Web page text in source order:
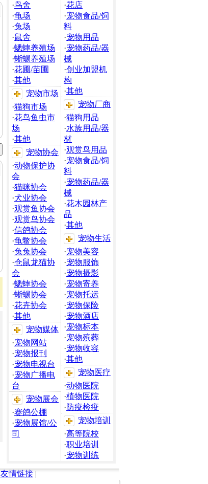
·鸟舍
·龟场
·兔场
·鼠舍
·蟋蟀养殖场
·蜥蜴养殖场
·花圃/苗圃
·其他
宠物市场
·猫狗市场
·花鸟鱼虫市
场
·其他
宠物协会
·动物保护协
会
·猫咪协会
·犬业协会
·观赏鱼协会
·观赏鸟协会
·信鸽协会
·龟鳖协会
·兔兔协会
·仓鼠龙猫协
会
·蟋蟀协会
·蜥蜴协会
·花卉协会
·其他
宠物媒体
·宠物网站
·宠物报刊
·宠物电视台
·宠物广播电
台
宠物展会
·赛鸽公棚
·宠物展馆/公
司
·花店
·宠物食品/饲
料
·宠物用品
·宠物药品/器
械
·创业加盟机
构
·其他
宠物厂商
·猫狗用品
·水族用品/器
材
·观赏鸟用品
·宠物食品/饲
料
·宠物药品/器
械
·花木园林产
品
·其他
宠物生活
·宠物美容
·宠物服饰
·宠物摄影
·宠物寄养
·宠物托运
·宠物保险
·宠物酒店
·宠物标本
·宠物殡葬
·宠物收容
·其他
宠物医疗
·动物医院
·植物医院
·防疫检疫
宠物培训
·高等院校
·职业培训
·宠物训练
友情链接|